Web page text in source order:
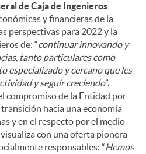
de Caja de Ingenieros
y financieras de la
perspectivas para 2022 y la
de: “continuar innovando y
tanto particulares como
especializado y cercano que les
y seguir creciendo”.
compromiso de la Entidad por
hacia una economía
y en el respecto por el medio
con una oferta pionera
responsables: “Hemos